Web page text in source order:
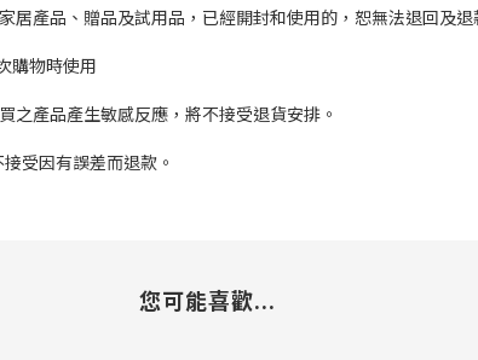
產品、贈品及試用品，已經開封和使用的，恕無法退回及退
購物時使用
之產品產生敏感反應，將不接受退貨安排。
受因有誤差而退款。
您可能喜歡...